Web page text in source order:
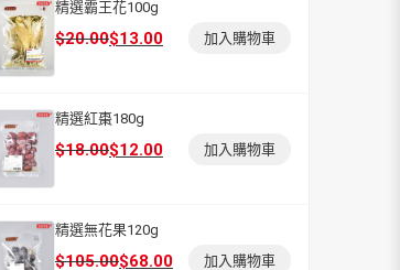
物車
格：
$28.00。
格：
$18.00。
精選霸王花100g
$20.00
原
格：
$20.00。
$13.00
目
格：
$13.00。
加入購物車
精選紅棗180g
$18.00
原
格：
$18.00。
$12.00
目
格：
$12.00。
加入購物車
精選無花果120g
$105.00
原
$68.00
目
加入購物車